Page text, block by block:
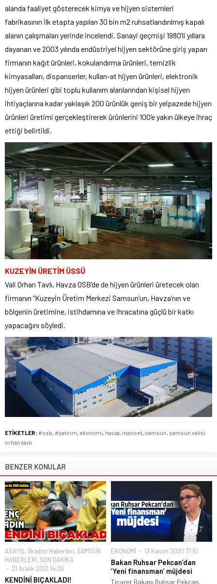
alanda faaliyet gösterecek kimya ve hijyen sistemleri
fabrikasının ilk etapta yapılan 30 bin m2 ruhsatlandırılmış kapalı
alanın çalışmaları yerinde incelendi. Sanayi geçmişi 1980’li yıllara
dayanan ve 2003 yılında endüstriyel hijyen sektörüne giriş yapan
firmanın kağıt ürünleri, kokulandırma ürünleri, temizlik
kimyasalları, dispanserler, kullan-at hijyen ürünleri, elektronik
hijyen ürünleri gibi toplu kullanım alanlarından kişisel hijyen
ihtiyaçlarına kadar yaklaşık 200 ürünlük geniş bir yelpazede hijyen
ürünleri üretimi gerçekleştirerek ürünlerini 100’e yakın ülkeye ihraç
ettiği belirtildi.
KUZEYİN ÜRETİM ÜSSÜ
Vali Orhan Tavlı, Havza OSB’de de hijyen ürünleri üretecek olan
firmanın “Kuzeyin Üretim Merkezi Samsun’un, Havza’nın ve
bölgenin üretimine, istihdamına ve ihracatına güçlü bir katkı
yapacağını söyledi.
ETİKETLER: #osb #yatırım ekonomi havza manset samsun samsun valisi
orhan tavlı
BENZER KONULAR
ASAYİŞ, İlkadım Haberleri, SAMSUN
HABERLERİ, SON DAKİKA
21 Aralık 2021 14:20
KENDİNİ BIÇAKLADI!
EKONOMİ 13 Kasım 2020 17:10
Bakan Ruhsar Pekcan’dan
‘Yeni finansman’ müjdesi
Ticaret Bakanı Ruhsar Pekcan,